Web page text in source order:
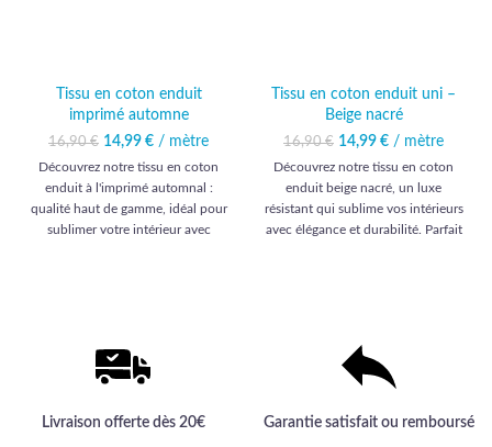
Tissu en coton enduit
imprimé automne
16,90€
Le prix initial était :
16,90 €.
14,99 €
Le prix
actuel est :
14,99 €.
/ mètre
Découvrez notre tissu en coton
enduit à l'imprimé automnal :
qualité haut de gamme, idéal pour
sublimer votre intérieur avec
Tissu en coton enduit uni –
Beige nacré
16,90€
Le prix initial était :
16,90 €.
14,99 €
Le prix
actuel est :
14,99 €.
/ mètre
Découvrez notre tissu en coton
enduit beige nacré, un luxe
résistant qui sublime vos intérieurs
avec élégance et durabilité. Parfait
Livraison offerte dès 20€ Garantie satisfait ou remboursé